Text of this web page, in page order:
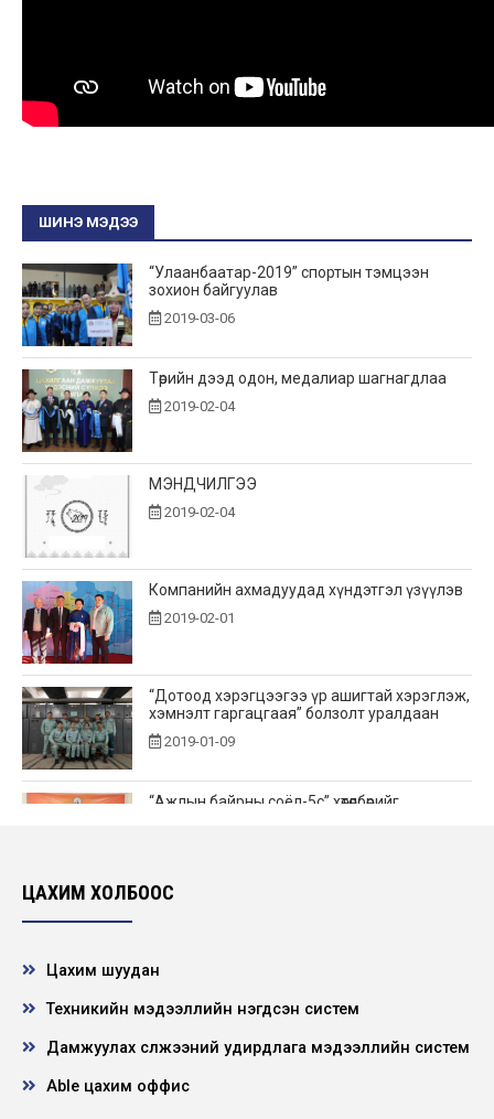
ШИНЭ МЭДЭЭ
“Улаанбаатар-2019” спортын тэмцээн
зохион байгуулав
2019-03-06
Төрийн дээд одон, медалиар шагнагдлаа
2019-02-04
МЭНДЧИЛГЭЭ
2019-02-04
Компанийн ахмадуудад хүндэтгэл үзүүлэв
2019-02-01
“Дотоод хэрэгцээгээ үр ашигтай хэрэглэж,
хэмнэлт гаргацгаая” болзолт уралдаан
2019-01-09
“Ажлын байрны соёл-5с” хөтөлбөрийг
оны Топ 10 ажил
2019-01-02
ЦАХИМ ХОЛБООС
Цахим шуудан
Техникийн мэдээллийн нэгдсэн систем
Дамжуулах сүлжээний удирдлага мэдээллийн систем
Able цахим оффис